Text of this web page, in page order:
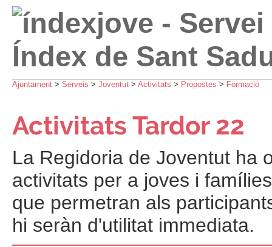
Ajuntament > Serveis > Joventut > Activitats > Propostes > Formació
Activitats Tardor 22
La Regidoria de Joventut ha
activitats per a joves i
que permetran als
hi seràn d'utilitat immediata.